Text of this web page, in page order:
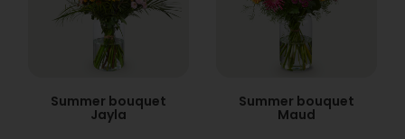
Summer bouquet
Jayla
Summer bouquet
Maud